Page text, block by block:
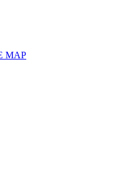
MAP
&